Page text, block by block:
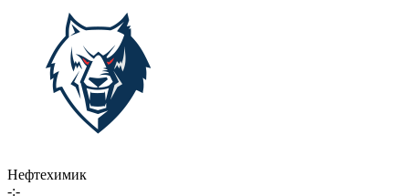
Нефтехимик
-:-